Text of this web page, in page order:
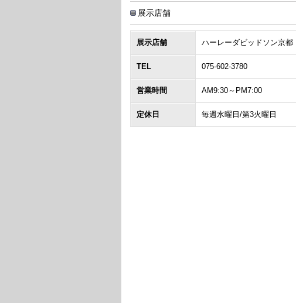
展示店舗
展示店舗 ハーレーダビッドソン京都
TEL 075-602-3780
営業時間 AM9:30～PM7:00
定休日 毎週水曜日/第3火曜日